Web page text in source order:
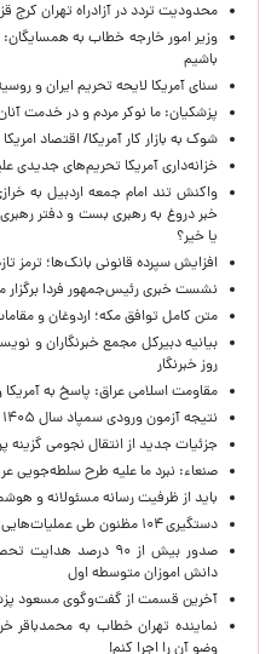
محدودیت تردد در آزادراه تهران کرج قزوین تا ۲۰
وزیر امور خارجه خطاب به
باشیم
سنای آمریکا لایحه تحریم ایران و
پزشکیان: ما نوکر مردم و در خدمت
شوک به بازار کار آمریکا/ اقتصاد امریکا ۲۳ هزار شغل از دست داد
خزانه‌داری آمریکا تحریم‌های جدیدی
واکنش تند امام جمعه اردبیل به
خبر دروغ به رهبری بست و دفتر
یا خیر؟
افزایش سپرده قانونی بانک‌ها؛ ترمز
نشست خبری رئیس‌جمهور فردا
متن کامل توافق مکه؛ اردوغان و
بیانیه دبیرکل مجمع خبرنگاران و
روز خبرنگار
مقاومت اسلامی عراق: پاسخ به آمریکا
نتیجه آزمون ورودی سمپاد سال ۱۴۰۵ اعلام شد
جزئیات جدید از انتقال نجومی
صنعاء: نبرد ما علیه طرح سلطه‌جویی
باید از ظرفیت رسانه مسئولانه و
دستگیری ۱۰۴ مظنون طی عملیات‌هایی علیه داعش در ترکیه
دانش اموزان متوسطه اول
آخرین قسمت از گفت‌وگوی مسعود
نماینده تهران خطاب به محمدباقر
وضو آن را اجرا کنم!